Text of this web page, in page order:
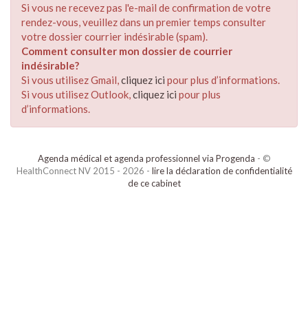
Si vous ne recevez pas l'e-mail de confirmation de votre
rendez-vous, veuillez dans un premier temps consulter
votre dossier courrier indésirable (spam).
Comment consulter mon dossier de courrier
indésirable?
Si vous utilisez Gmail,cliquez ici pour plus d’informations.
Si vous utilisez Outlook,cliquez ici pour plus
d’informations.
Agenda médical et agenda professionnel via Progenda - ©
HealthConnect NV 2015 - 2026 - lire la déclaration de confidentialité
de ce cabinet